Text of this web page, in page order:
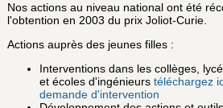
Nos actions au niveau national ont été
l'obtention en 2003 du prix Joliot-Curie.
Actions auprès des jeunes filles :
Interventions dans les collèges,
et écoles d'ingénieurs téléchargez
demande d'intervention